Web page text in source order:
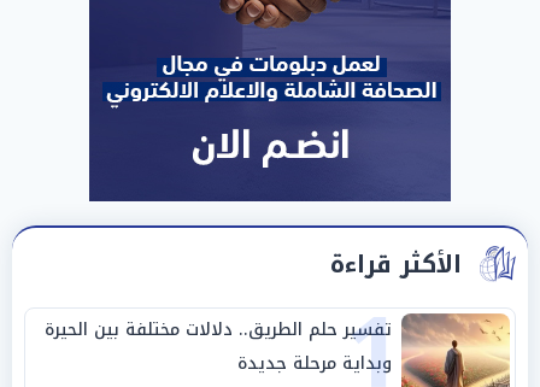
الأكثر قراءة
تفسير حلم الطريق.. دلالات مختلفة بين الحيرة
وبداية مرحلة جديدة